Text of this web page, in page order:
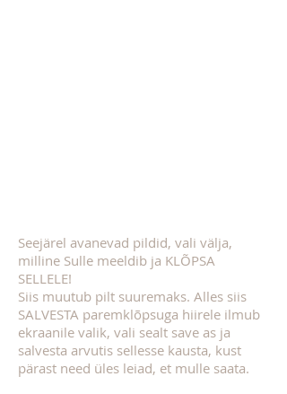
Seejärel avanevad pildid, vali välja,
milline Sulle meeldib ja KLÕPSA
SELLELE!
Siis muutub pilt suuremaks. Alles siis
SALVESTA paremklõpsuga hiirele ilmub
ekraanile valik, vali sealt save as ja
salvesta arvutis sellesse kausta, kust
pärast need üles leiad, et mulle saata.